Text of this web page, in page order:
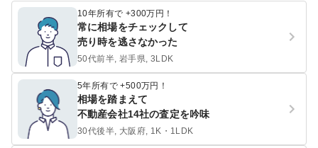
10年所有で +300万円！
常に相場をチェックして
売り時を逃さなかった
50代前半, 岩手県, 3LDK
5年所有で +500万円！
相場を踏まえて
不動産会社14社の査定を吟味
30代後半, 大阪府, 1K・1LDK